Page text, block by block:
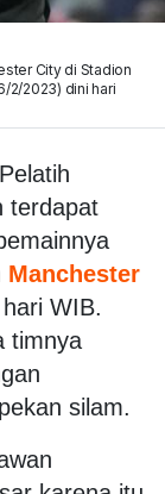
City di Stadion
2/2023) dini hari
terdapat
Manchester
WIB.
timnya
silam.